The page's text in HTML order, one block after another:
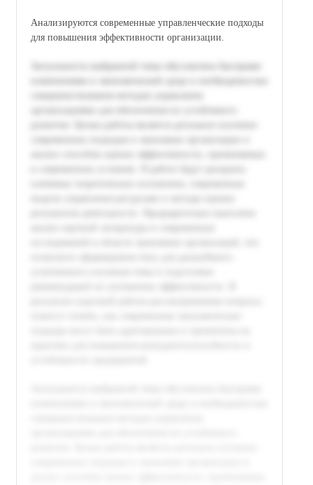
Анализируются современные управленческие подходы
для повышения эффективности организации.